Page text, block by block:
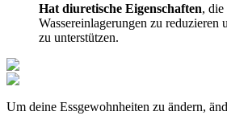
Hat diuretische Eigenschaften, die
Wassereinlagerungen zu
zu unterstützen.
Um deine Essgewohnheiten zu ändern,